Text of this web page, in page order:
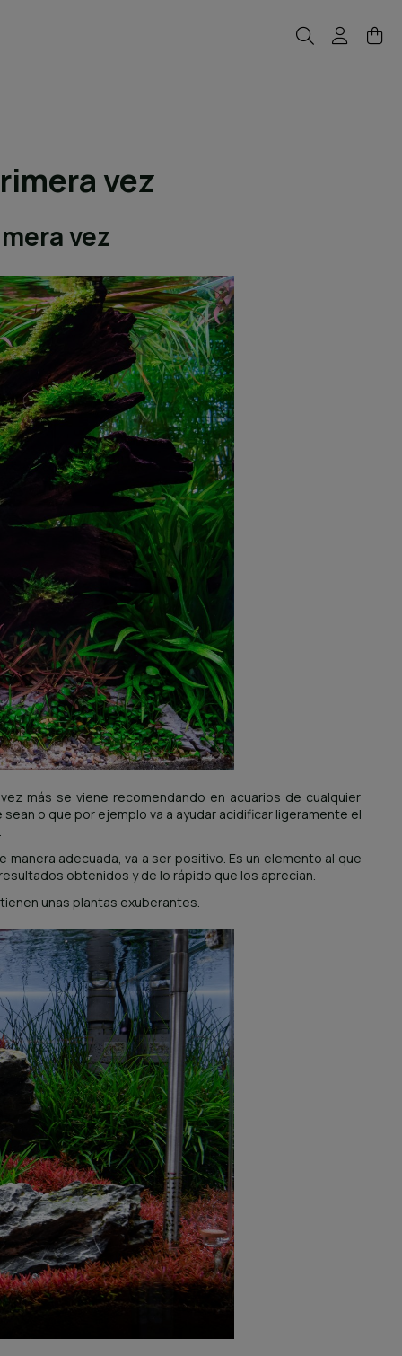
vez
vez
más se viene recomendando en acuarios de cualquier
o que por ejemplo va a ayudar acidificar ligeramente el
adecuada, va a ser positivo. Es un elemento al que
obtenidos y de lo rápido que los aprecian.
unas plantas exuberantes.